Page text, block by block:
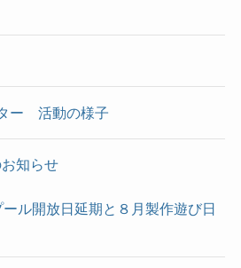
ー 活動の様子
知らせ
ル開放日延期と８月製作遊び日